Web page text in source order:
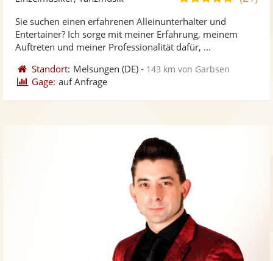
Sie suchen einen erfahrenen Alleinunterhalter und
Entertainer? Ich sorge mit meiner Erfahrung, meinem
Auftreten und meiner Professionalität dafür, ...
Standort: Melsungen (DE) - 143 km von Garbsen
Gage: auf Anfrage